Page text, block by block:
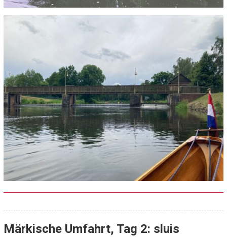
Märkische Umfahrt, Tag 2: sluis